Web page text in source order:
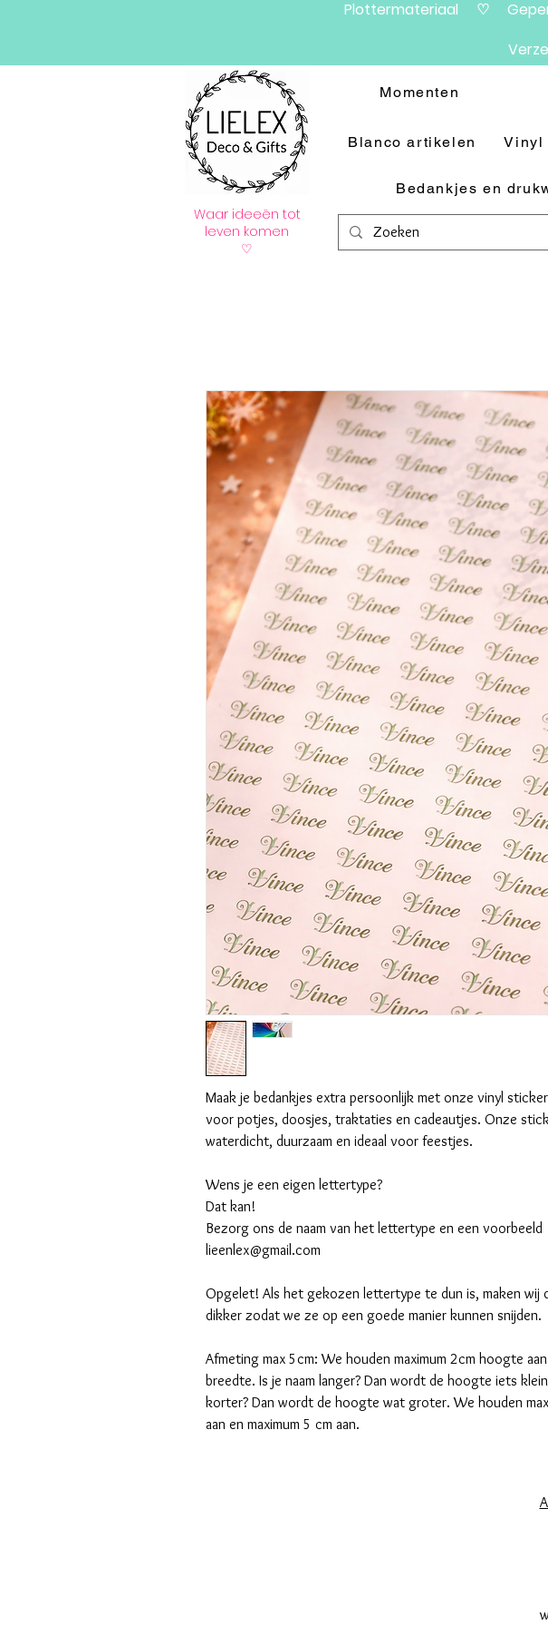
Plottermateriaal ♡
Waar ideeën tot
leven komen
♡
Momenten
Blanco artikelen Vinyl
Bedankjes en
Maak je bedankjes extra persoonlijk met onze vinyl
voor potjes, doosjes, traktaties en cadeautjes. Onze
waterdicht, duurzaam en ideaal voor feestjes.
Wens je een eigen lettertype?
Dat kan!
Bezorg ons de naam van het lettertype en een voorbeeld
lieenlex@gmail.com
Opgelet! Als het gekozen lettertype te dun is, maken wij
dikker zodat we ze op een goede manier kunnen snijden.
Afmeting max 5cm: We houden maximum 2cm hoogte
breedte. Is je naam langer? Dan wordt de hoogte iets
korter? Dan wordt de hoogte wat groter. We houden
aan en maximum 5 cm aan.